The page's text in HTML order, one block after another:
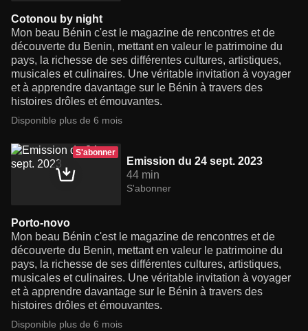
Cotonou by night
Mon beau Bénin c'est le magazine de rencontres et de
découverte du Benin, mettant en valeur le patrimoine du
pays, la richesse de ses différentes cultures, artistiques,
musicales et culinaires. Une véritable invitation à voyager
et à apprendre davantage sur le Bénin à travers des
histoires drôles et émouvantes.
Disponible plus de 6 mois
S'abonner
Emission du 24 sept. 2023
44 min
S'abonner
Porto-novo
Mon beau Bénin c'est le magazine de rencontres et de
découverte du Benin, mettant en valeur le patrimoine du
pays, la richesse de ses différentes cultures, artistiques,
musicales et culinaires. Une véritable invitation à voyager
et à apprendre davantage sur le Bénin à travers des
histoires drôles et émouvantes.
Disponible plus de 6 mois